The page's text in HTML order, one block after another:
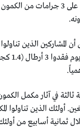
‏الزبادي الذي يحتوي على 3
‏مكملات
خلال ثمانية أسابيع من